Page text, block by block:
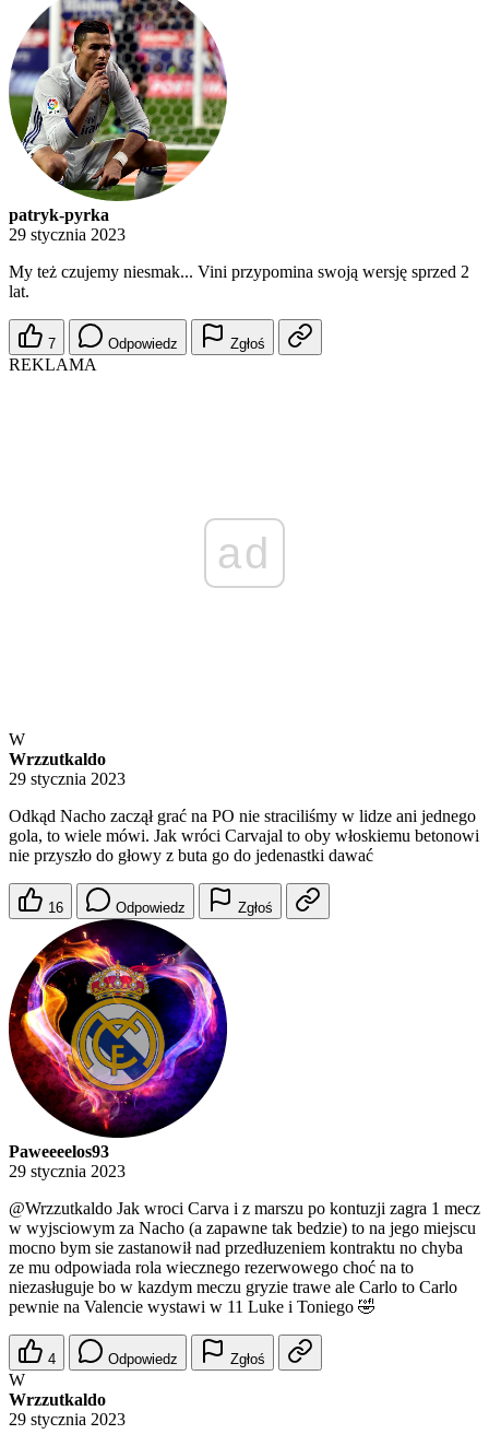
patryk-pyrka
29 stycznia 2023
My też czujemy niesmak... Vini przypomina swoją wersję sprzed 2
lat.
7 Odpowiedz Zgłoś
REKLAMA
ad
W
Wrzzutkaldo
29 stycznia 2023
Odkąd Nacho zaczął grać na PO nie straciliśmy w lidze ani jednego
gola, to wiele mówi. Jak wróci Carvajal to oby włoskiemu betonowi
nie przyszło do głowy z buta go do jedenastki dawać
16 Odpowiedz Zgłoś
Paweeeelos93
29 stycznia 2023
@Wrzzutkaldo Jak wroci Carva i z marszu po kontuzji zagra 1 mecz
w wyjsciowym za Nacho (a zapawne tak bedzie) to na jego miejscu
mocno bym sie zastanowił nad przedłuzeniem kontraktu no chyba
ze mu odpowiada rola wiecznego rezerwowego choć na to
niezasługuje bo w kazdym meczu gryzie trawe ale Carlo to Carlo
pewnie na Valencie wystawi w 11 Luke i Toniego 🤣
4 Odpowiedz Zgłoś
W
Wrzzutkaldo
29 stycznia 2023